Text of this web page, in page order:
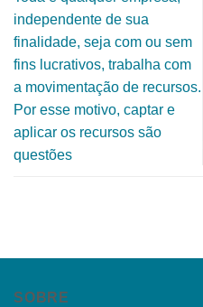
independente de sua
finalidade, seja com ou sem
fins lucrativos, trabalha com
a movimentação de recursos.
Por esse motivo, captar e
aplicar os recursos são
questões
SOBRE